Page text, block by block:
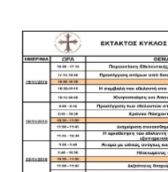
Επικοινωνία